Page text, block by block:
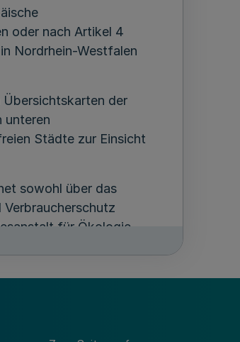
oder nach Artikel 4
Nordrhein-Westfalen
Übersichtskarten der
unteren
Städte zur Einsicht
sowohl über das
für Ökologie,